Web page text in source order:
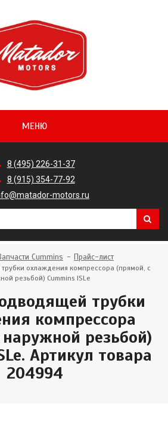
МЕНЮ
8 (495) 226-31-37
8 (915) 354-77-92
motors.ru
Cummins Прайс-лист
охлаждения компрессора (прямой, с
резьбой) Cummins ISLe
трубки
компрессора
резьбой)
Артикул товара
204994